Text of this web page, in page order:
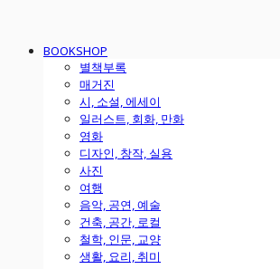
BOOKSHOP
별책부록
매거진
시, 소설, 에세이
일러스트, 회화, 만화
영화
디자인, 창작, 실용
사진
여행
음악, 공연, 예술
건축, 공간, 로컬
철학, 인문, 교양
생활, 요리, 취미